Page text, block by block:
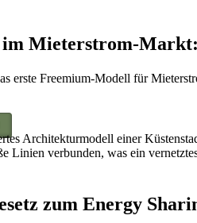
Mieterstrom-
erste Freemium-Modell für
zum Energy